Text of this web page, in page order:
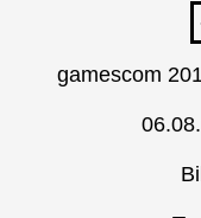
gamescom